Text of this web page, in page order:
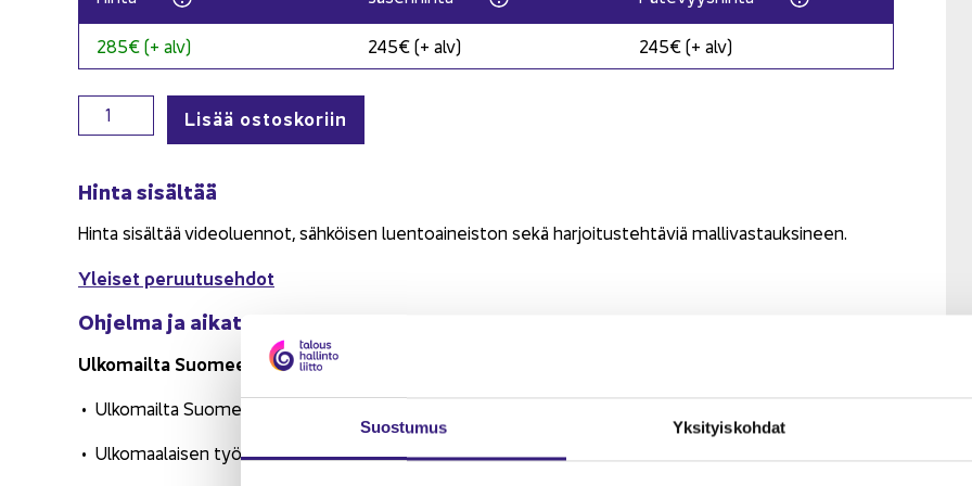
Suos­tu­mus Yk­si­tyis­koh­dat
285€ (+ alv) 245€ (+ alv) 245€ (+ alv)
Kansainvälisten työskentelytietojen ilmoittaminen tulorekisteriin ja muut työnantajamenettelyt määrä
Lisää ostoskoriin
Hinta si­säl­tää
Hinta si­säl­tää vi­deo­luen­not, säh­köi­sen luen­toai­neis­ton sekä har­joi­tus­teh­tä­viä mal­li­vas­tauk­si­neen.
Ylei­set pe­ruu­tuseh­dot
Oh­jel­ma ja ai­ka­tau­lu
Ul­ko­mail­ta Suo­meen töi­hin tu­le­vat hen­ki­löt – vel­voit­teet
Ul­ko­mail­ta Suo­meen tu­le­van työn­te­ki­jän ve­ro­tuk­seen ja il­moit­ta­mi­seen vai­kut­ta­via seik­ko­ja
Ul­ko­maa­lai­sen työn­te­ki­jän re­kis­te­röin­ti